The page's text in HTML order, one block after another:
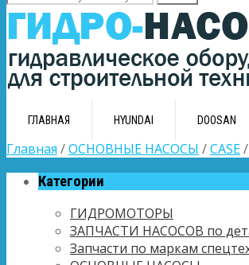
ГЛАВНАЯ HYUNDAI DOOSAN
Главная /ОСНОВНЫЕ НАСОСЫ /CASE
Категории
ГИДРОМОТОРЫ
ЗАПЧАСТИ НАСОСОВ по
Запчасти по маркам